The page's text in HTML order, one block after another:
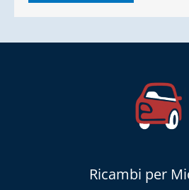
Ricambi per